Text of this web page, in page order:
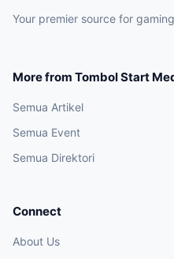
Your premier source for
More from Tombol Start
Semua Artikel
Semua Event
Semua Direktori
Connect
About Us